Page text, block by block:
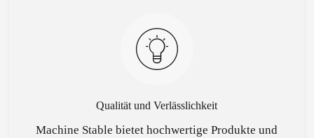
Qualität und Verlässlichkeit
Machine Stable bietet hochwertige Produkte und